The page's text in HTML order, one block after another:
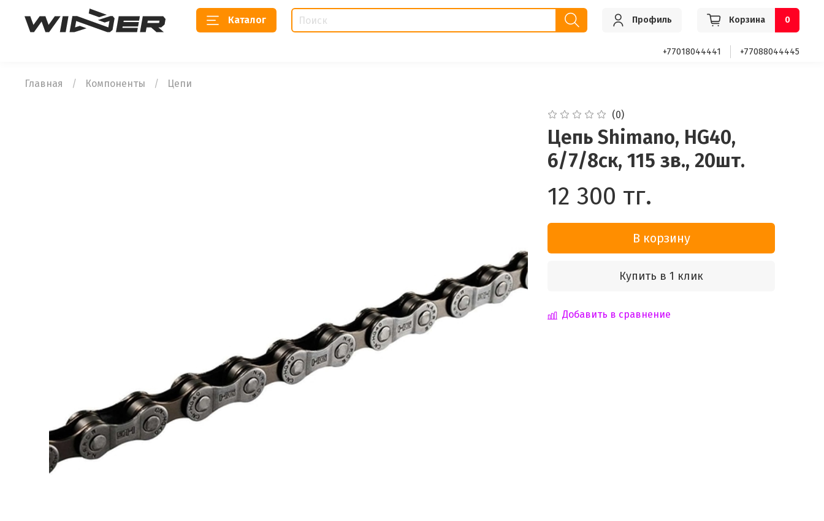
Каталог Профиль Корзина 0
+77018044441 +77088044445
Главная Компоненты Цепи
(0)
Цепь Shimano, HG40,
6/7/8ск, 115 зв., 20шт.
12 300 тг.
В корзину
Купить в 1 клик
Добавить в сравнение